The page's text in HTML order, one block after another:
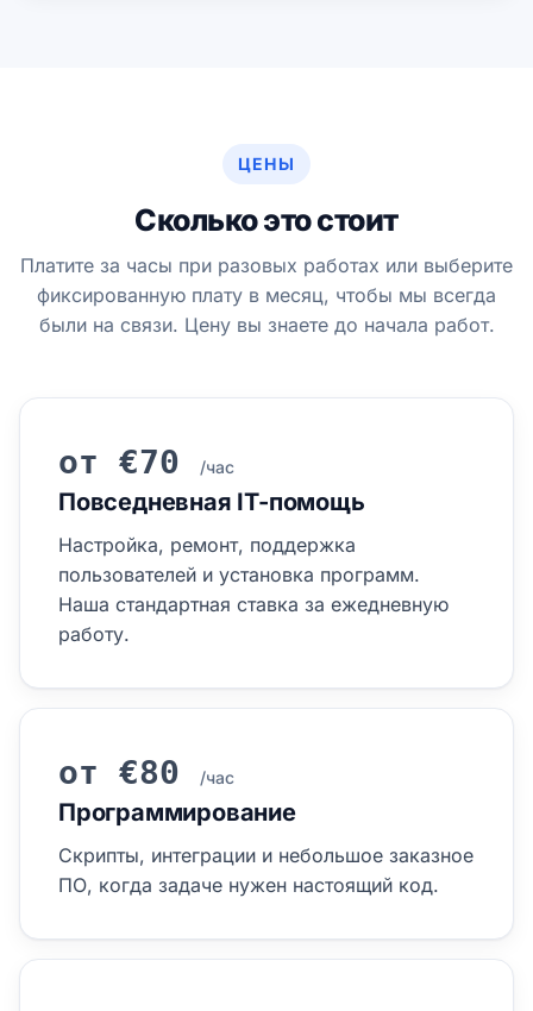
ЦЕНЫ
Сколько это стоит
Платите за часы при разовых работах или выберите
фиксированную плату в месяц, чтобы мы всегда
были на связи. Цену вы знаете до начала работ.
от €70 /час
Повседневная IT-помощь
Настройка, ремонт, поддержка
пользователей и установка программ.
Наша стандартная ставка за ежедневную
работу.
от €80 /час
Программирование
Скрипты, интеграции и небольшое заказное
ПО, когда задаче нужен настоящий код.